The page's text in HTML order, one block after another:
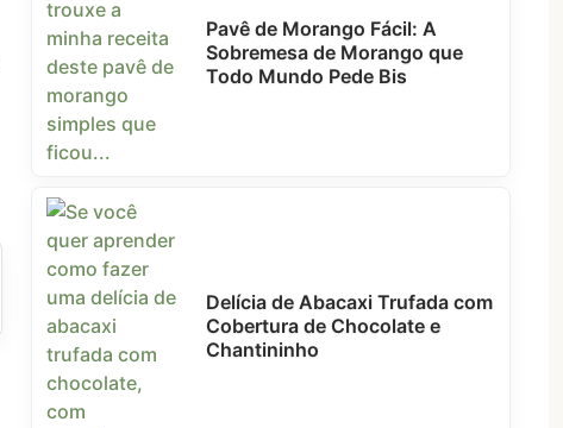
Pavê de Morango Fácil: A
Sobremesa de Morango que
Todo Mundo Pede Bis
Delícia de Abacaxi Trufada com
Cobertura de Chocolate e
Chantininho